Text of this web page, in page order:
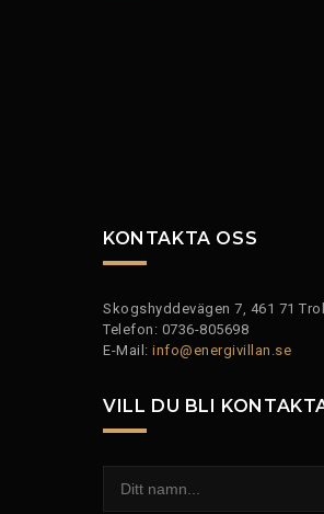
KONTAKTA OSS
Skogshyddevägen 7, 461 71
Telefon: 0736-805698
E-Mail: info@energivillan.se
VILL DU BLI